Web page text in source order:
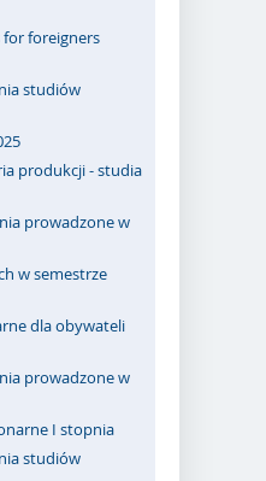
foreigners
studiów
produkcji - studia
prowadzone w
w semestrze
dla obywateli
prowadzone w
I stopnia
studiów